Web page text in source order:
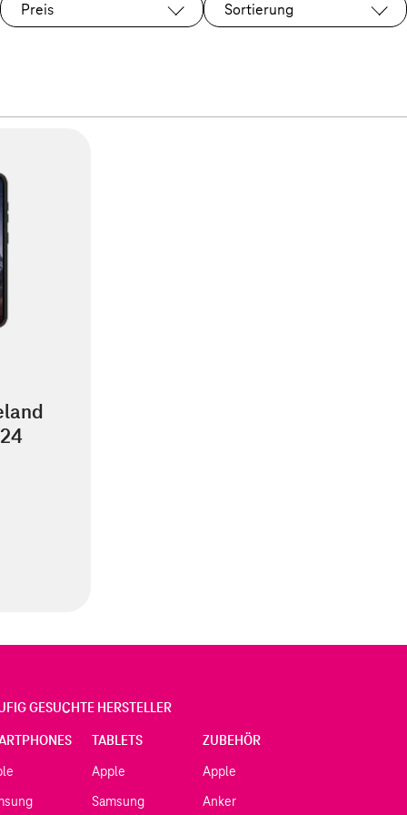
Preis Sortierung
GESUCHTE HERSTELLER
TABLETS
Apple
Samsung
ZUBEHÖR
Apple
Anker